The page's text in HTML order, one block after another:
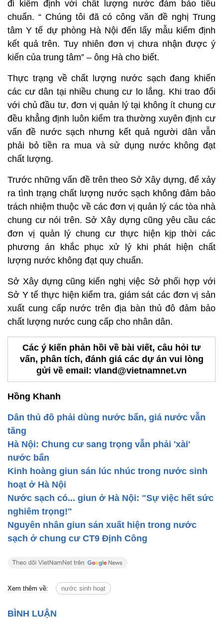
đi kiểm định với chất lượng nước đảm bảo tiêu
chuẩn. “ Chúng tôi đã có công văn đề nghị Trung
tâm Y tế dự phòng Hà Nội đến lấy mẫu kiểm định
kết quả trên. Tuy nhiên đơn vị chưa nhận được ý
kiến của trung tâm” – ông Hà cho biết.
Thực trạng về chất lượng nước sạch đang khiến
các cư dân tại nhiều chung cư lo lắng. Khi trao đổi
với chủ đầu tư, đơn vị quản lý tại không ít chung cư
đều khẳng định luôn kiểm tra thường xuyên định cư
vấn đề nước sạch nhưng kết quả người dân vẫn
phải bỏ tiền ra mua và sử dụng nước không đạt
chất lượng.
Trước những vấn đề trên theo Sở Xây dựng, để xảy
ra tình trạng chất lượng nước sạch không đảm bảo
trách nhiệm thuộc về các đơn vị quản lý các tòa nhà
chung cư nói trên. Sở Xây dựng cũng yêu cầu các
đơn vị quản lý chung cư thực hiện kịp thời các
phương án khắc phục xử lý khi phát hiện chất
lượng nước không đạt quy chuẩn.
Sở Xây dựng cũng kiến nghị việc Sở phối hợp với
Sở Y tế thực hiện kiểm tra, giám sát các đơn vị sản
xuất cung cấp nước trên địa bàn thủ đô đảm bảo
chất lượng nước cung cấp cho nhân dân.
Các ý kiến phản hồi về bài viết, câu hỏi tư
vấn, phân tích, đánh giá các dự án vui lòng
gửi về email: vland@vietnamnet.vn
Hồng Khanh
Dân thủ đô phải dùng nước bẩn, giá nước vẫn
tăng
Hà Nội: Chung cư sang trọng vẫn phải 'xài'
nước bẩn
Kinh hoàng giun sán lúc nhúc trong nước sinh
hoạt ở Hà Nội
Nước sạch có... giun ở Hà Nội: "Sự việc hết sức
nghiêm trọng!"
Nguyên nhân giun sán xuất hiện trong nước
sạch ở chung cư CT9 Định Công
Xem thêm về: nước sinh hoạt